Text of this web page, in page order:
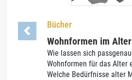
Bücher
Wohnformen im Alter
Wie lassen sich
Wohnformen für das Alter
Welche Bedürfnisse alter